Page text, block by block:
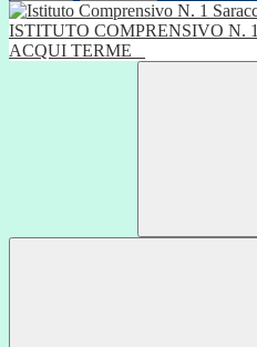
ISTITUTO COMPRENSIVO N. 1
ACQUI TERME